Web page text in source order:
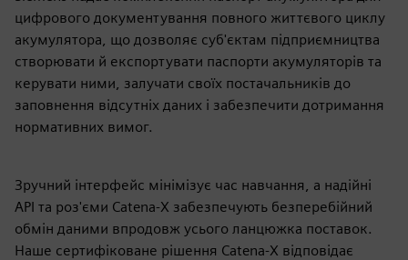
цифрового документування повного життєвого циклу
акумулятора, що дозволяє суб'єктам підприємництва
створювати й експортувати паспорти акумуляторів та
керувати ними, залучати своїх постачальників до
заповнення відсутніх даних і забезпечити дотримання
нормативних вимог.
Зручний інтерфейс мінімізує час навчання, а надійні
API та роз'єми Catena-X забезпечують безперебійний
обмін даними впродовж усього ланцюжка поставок.
Наше сертифіковане рішення Catena-X відповідає